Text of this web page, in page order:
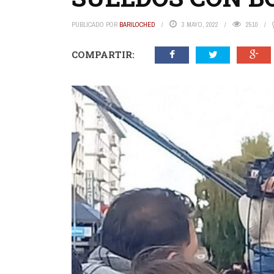
PUBLICADO POR BARILOCHED 3 MAYO, 2022 2510
COMPARTIR: